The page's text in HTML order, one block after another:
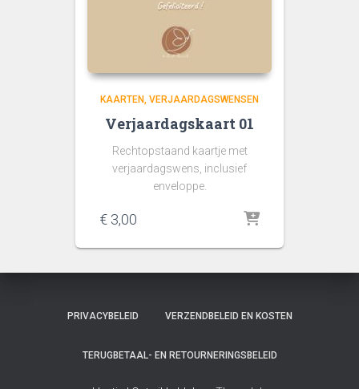
KAARTEN VERJAARDAGSWENSEN
Verjaardagskaart 01
Rechtopstaand kaartje met
verjaardagswens, inclusief
enveloppe.
€ 3,00
PRIVACYBELEID VERZENDBELEID EN KOSTEN
TERUGBETAAL- EN RETOURNERINGSBELEID